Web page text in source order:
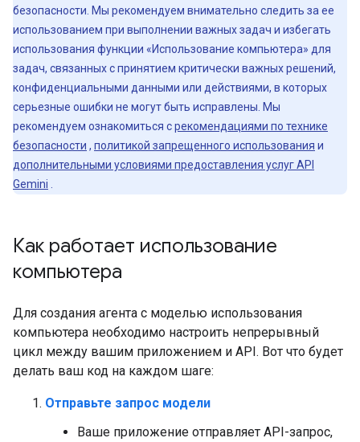
безопасности. Мы рекомендуем внимательно следить за ее
использованием при выполнении важных задач и избегать
использования функции «Использование компьютера» для
задач, связанных с принятием критически важных решений,
конфиденциальными данными или действиями, в которых
серьезные ошибки не могут быть исправлены. Мы
рекомендуем ознакомиться срекомендациями по технике
безопасности , политикой запрещенного использования и
дополнительными условиями предоставления услуг API
Gemini
Как работает использование
компьютера
Для создания агента с моделью использования
компьютера необходимо настроить непрерывный
цикл между вашим приложением и API. Вот что будет
делать ваш код на каждом шаге:
Отправьте запрос модели
Ваше приложение отправляет API-запрос,